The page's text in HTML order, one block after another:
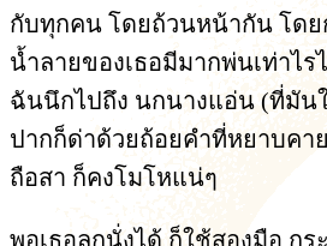
กับทุกคน โดยถ้วนหน้ากัน โดย
น้ำลายของเธอมีมากพ่นเท่าไ
ฉันนึกไปถึง นกนางแอ่น (ที่มัน
ปากก็ด่าด้วยถ้อยคำที่หยาบคา
ถือสา ก็คงโมโหแน่ๆ
พอเธอลุกนั่งได้ ก็ใช้สองมือ ก